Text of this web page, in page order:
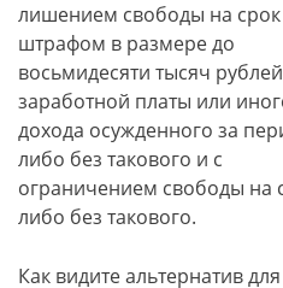
лишением свободы на срок
штрафом в размере до
восьмидесяти тысяч
заработной платы или
дохода осужденного за
либо без такового и с
ограничением свободы на
либо без такового.
Как видите альтернатив